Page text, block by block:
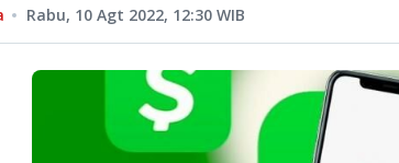
Rabu, 10 Agt 2022, 12:30 WIB